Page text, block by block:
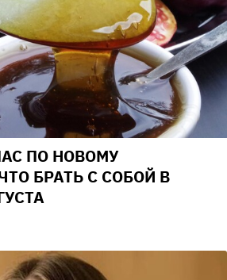
ПО НОВОМУ
БРАТЬ С СОБОЙ В